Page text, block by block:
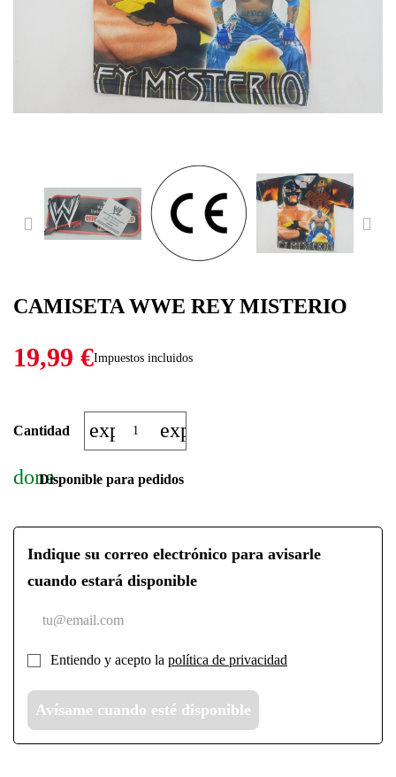
CAMISETA WWE REY MISTERIO
PREVIOUS
19,99 €Impuestos incluidos
Cantidad expand_moreexpand_less
doneDisponible para pedidos
Indique su correo electrónico para avisarle
cuando estará disponible
Entiendo y acepto la política de privacidad
Avísame cuando esté disponible